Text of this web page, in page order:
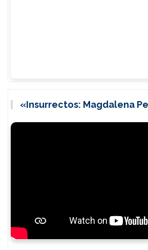
«Insurrectos: Magdalena